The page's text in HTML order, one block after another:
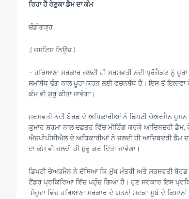
ਰਿਹਾ ਹੈ ਰੇਣੁਕਾ ਡੈਮ ਦਾ ਕੰਮ
ਚੰਡੀਗੜ੍ਹ
,( ਜਸਟਿਸ ਨਿਊਜ਼ )
– ਹਰਿਆਣਾ ਸਰਕਾਰ ਜਲਦੀ ਹੀ ਸਰਸਵਤੀ ਨਦੀ ਪ੍ਰੋਜੈਕਟ ਨੂੰ
ਸਮਾਂਬੱਧ ਢੰਗ ਨਾਲ ਪੂਰਾ ਕਰਨ ਲਈ ਵਚਨਬੱਧ ਹੈ। ਇਸ ਤੋਂ ਇਲਾਵਾ
ਕੰਮ ਵੀ ਸ਼ੁਰੂ ਕੀਤਾ ਜਾਵੇਗਾ।
ਸਰਸਵਤੀ ਨਦੀ ਬੋਰਡ ਦੇ ਅਧਿਕਾਰੀਆਂ ਨੇ ਡਿਪਟੀ ਚੇਅਰਮੈਨ
ਕੁਮਾਰ ਸ਼ਰਮਾ ਨਾਲ ਦਫ਼ਤਰ ਵਿੱਚ ਮੀਟਿੰਗ ਕਰਕੇ ਆਦਿਬਦਰੀ ਡੈਮ,
ਐਚਪੀਪੀਸੀਐਲ ਦੇ ਅਧਿਕਾਰੀਆਂ ਨੇ ਜਲਦੀ ਹੀ ਆਦਿਬਦਰੀ ਡੈਮ
ਦਾ ਕੰਮ ਵੀ ਜਲਦੀ ਹੀ ਸ਼ੁਰੂ ਕਰ ਦਿੱਤਾ ਜਾਵੇਗਾ।
ਡਿਪਟੀ ਚੇਅਰਮੈਨ ਨੇ ਦੱਸਿਆ ਕਿ ਮੁੱਖ ਮੰਤਰੀ ਅਤੇ ਸਰਸਵਤੀ ਬੋਰਡ
ਟੈਂਡਰ ਪ੍ਰਕਿਰਿਆ ਵਿੱਚ ਪਹੁੰਚ ਗਿਆ ਹੈ। ਹੁਣ ਸਰਕਾਰ ਇਸ
ਮੌਜੂਦਾ ਵਿੱਚ ਹਰਿਆਣਾ ਸਰਕਾਰ ਦੇ ਯਤਨਾਂ ਸਦਕਾ ਸੂਬੇ ਦੇ